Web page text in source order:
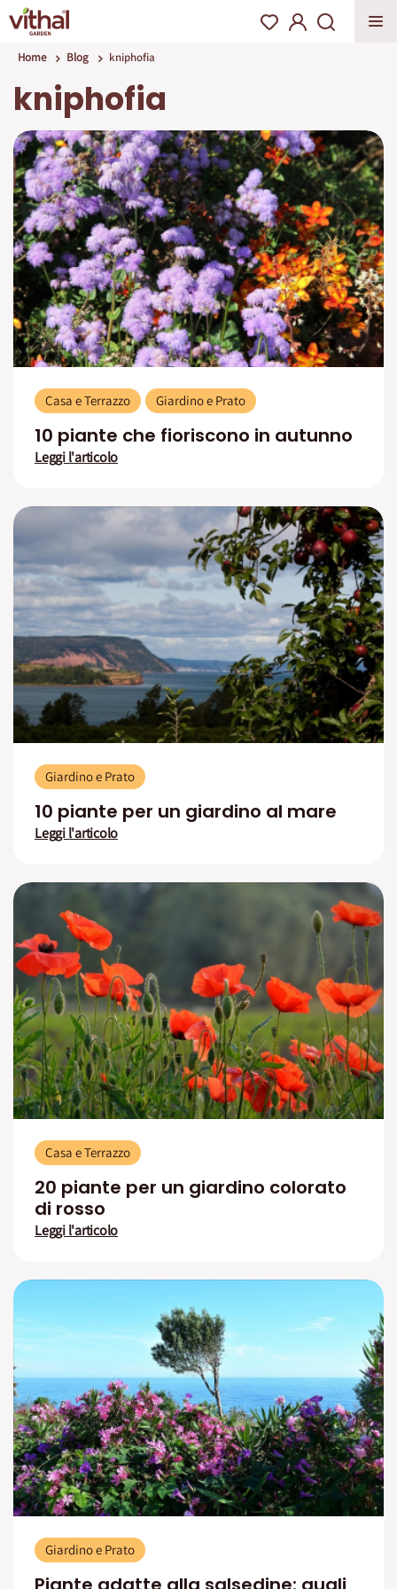
Home Blog kniphofia
kniphofia
Casa e Terrazzo Giardino e Prato
10 piante che fioriscono in autunno
Leggi l'articolo
Giardino e Prato
10 piante per un giardino al mare
Leggi l'articolo
Casa e Terrazzo
20 piante per un giardino colorato
di rosso
Leggi l'articolo
Giardino e Prato